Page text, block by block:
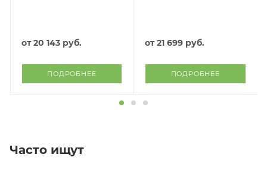
от20 143 руб.
ПОДРОБНЕЕ
от21 699 руб.
ПОДРОБНЕЕ
Часто ищут